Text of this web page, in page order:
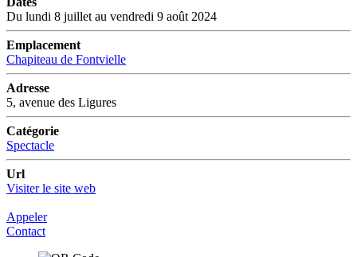
Du lundi 8 juillet au vendredi 9 août 2024
Emplacement
Chapiteau de Fontvielle
Adresse
5, avenue des Ligures
Catégorie
Spectacle
Url
Visiter le site web
Appeler
Contact